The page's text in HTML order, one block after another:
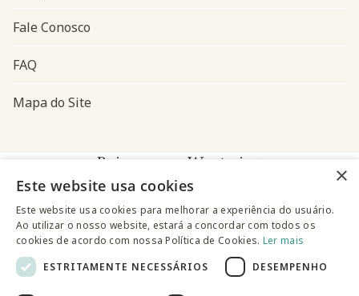
Fale Conosco
FAQ
Mapa do Site
Baixe o app Westwing
@westwingbr
×
Este website usa cookies
Este website usa cookies para melhorar a experiência do usuário.
Ao utilizar o nosso website, estará a concordar com todos os
cookies de acordo com nossa Política de Cookies. Ler mais
ESTRITAMENTE NECESSÁRIOS
DESEMPENHO